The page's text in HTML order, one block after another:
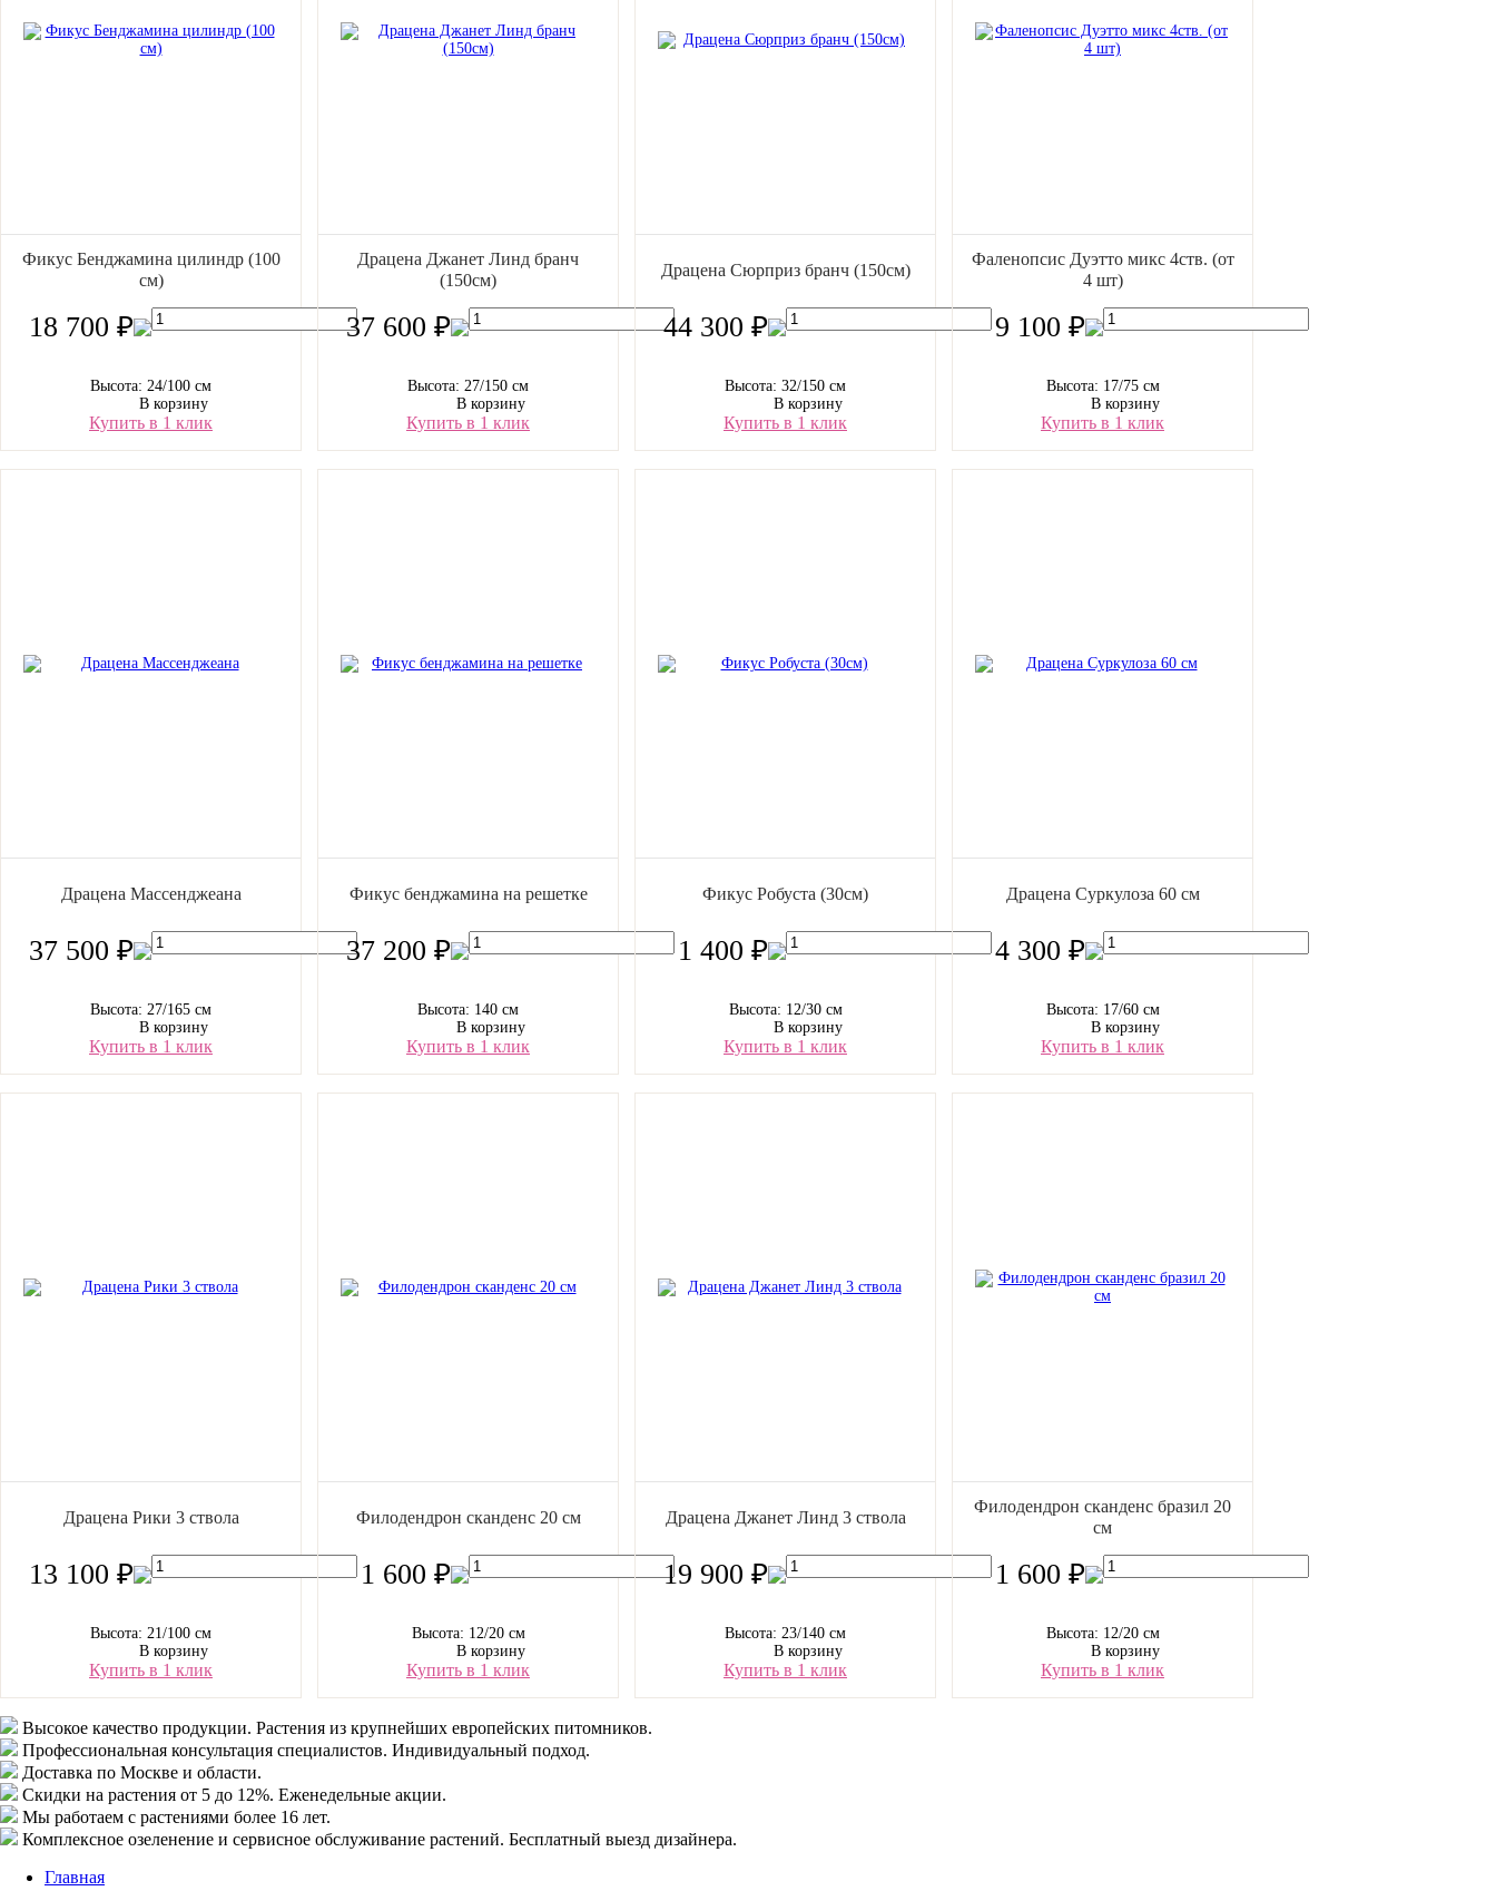
Фикус Бенджамина цилиндр (100
см)
18 700 ₽
Высота: 24/100 см
В корзину
Купить в 1 клик
Драцена Джанет Линд бранч
(150см)
37 600 ₽
Высота: 27/150 см
В корзину
Купить в 1 клик
Драцена Сюрприз бранч (150см)
44 300 ₽
Высота: 32/150 см
В корзину
Купить в 1 клик
Фаленопсис Дуэтто микс 4ств. (от
4 шт)
9 100 ₽
Высота: 17/75 см
В корзину
Купить в 1 клик
Драцена Массенджеана
37 500 ₽
Высота: 27/165 см
В корзину
Купить в 1 клик
Фикус бенджамина на решетке
37 200 ₽
Высота: 140 см
В корзину
Купить в 1 клик
Фикус Робуста (30см)
1 400 ₽
Высота: 12/30 см
В корзину
Купить в 1 клик
Драцена Суркулоза 60 см
4 300 ₽
Высота: 17/60 см
В корзину
Купить в 1 клик
Драцена Рики 3 ствола
13 100 ₽
Высота: 21/100 см
В корзину
Купить в 1 клик
Филодендрон сканденс 20 см
1 600 ₽
Высота: 12/20 см
В корзину
Купить в 1 клик
Драцена Джанет Линд 3 ствола
19 900 ₽
Высота: 23/140 см
В корзину
Купить в 1 клик
Филодендрон сканденс бразил 20
см
1 600 ₽
Высота: 12/20 см
В корзину
Купить в 1 клик
Высокое качество продукции. Растения из крупнейших европейских питомников.
Профессиональная консультация специалистов. Индивидуальный подход.
Доставка по Москве и области.
Скидки на растения от 5 до 12%. Еженедельные акции.
Мы работаем с растениями более 16 лет.
Комплексное озеленение и сервисное обслуживание растений. Бесплатный выезд дизайнера.
Главная